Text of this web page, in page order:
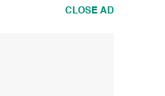
CLOSE AD